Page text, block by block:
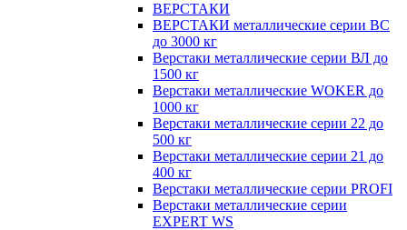
ВЕРСТАКИ
ВЕРСТАКИ металлические серии ВС
до 3000 кг
Верстаки металлические серии ВЛ до
1500 кг
Верстаки металлические WOKER до
1000 кг
Верстаки металлические серии 22 до
500 кг
Верстаки металлические серии 21 до
400 кг
Верстаки металлические серии PROFI
Верстаки металлические серии
EXPERT WS